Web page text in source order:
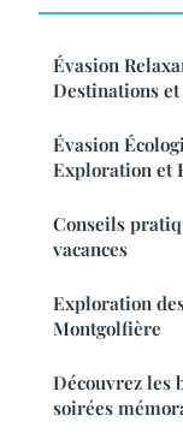
Évasion
Destinations
Évasion
Exploration et
Conseils
vacances
Exploration
Montgolfière
Découvrez les
soirées